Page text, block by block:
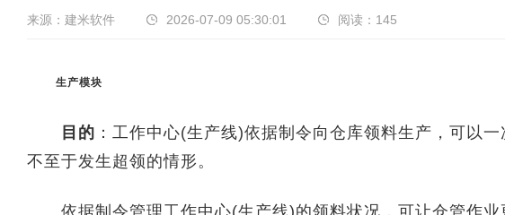
来源：建米软件 2026-07-09 05:30:01 阅读： 145
生产模块
目的 ：工作中心(生产线)依据制令向仓库领料生产，可以
不至于发生超领的情形。
依据制令管理工作中心(生产线)的领料状况，可让仓管作业